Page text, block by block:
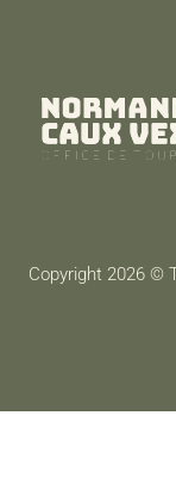
Copyright 2026 ©